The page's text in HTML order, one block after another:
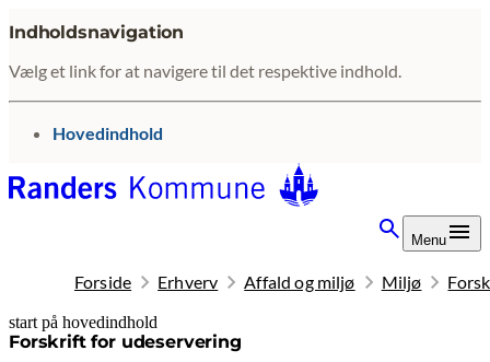
Indholdsnavigation
Vælg et link for at navigere til det respektive indhold.
gå til
Hovedindhold
Menu
Forside Erhverv Affald og miljø Miljø
start på hovedindhold
Forskrift for udeservering
senest opdateret 16. marts 2026